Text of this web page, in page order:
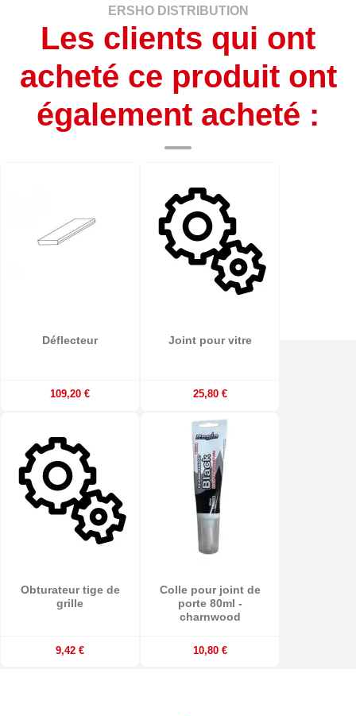
ERSHO DISTRIBUTION
Les clients qui ont
acheté ce produit ont
également acheté :
Déflecteur
109,20 €
Joint pour vitre
25,80 €
Obturateur tige de
grille
9,42 €
Colle pour joint de
porte 80ml -
charnwood
10,80 €